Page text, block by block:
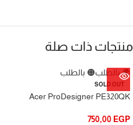
منتجات ذات صلة
🌍 بالطلب🟠 بالطلب
SOLD OUT
Acer ProDesigner PE320QK
750,00 EGP